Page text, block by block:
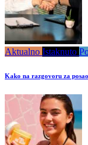
Aktualno Istaknuto
Kako na razgovoru za